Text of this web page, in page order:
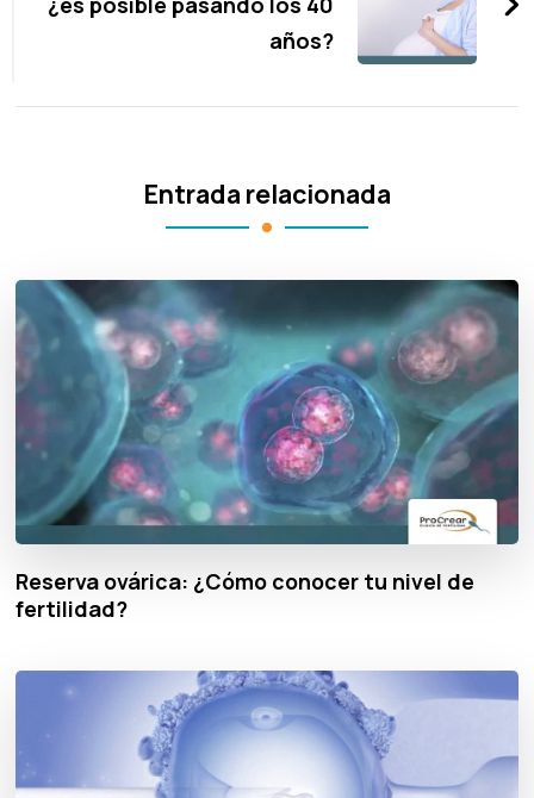
años?
Entrada relacionada
Reserva ovárica: ¿Cómo conocer tu nivel de
fertilidad?